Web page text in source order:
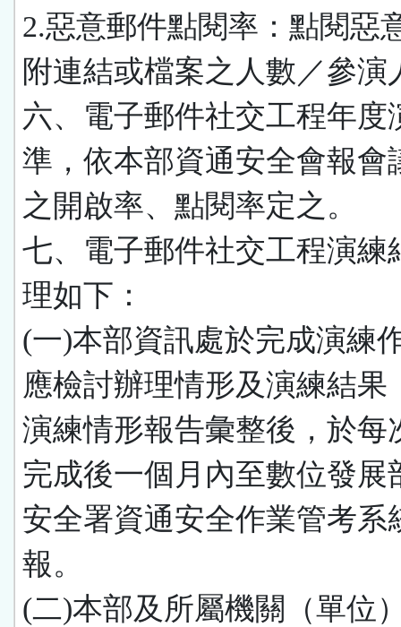
2.惡意郵件點閱率：點閱惡
附連結或檔案之人數／參
六、電子郵件社交工程年度
準，依本部資通安全會報會
之開啟率、點閱率定之。
七、電子郵件社交工程演練
理如下：
(一)本部資訊處於完成演練
應檢討辦理情形及演練結果
演練情形報告彙整後，於每
完成後一個月內至數位發展
安全署資通安全作業管考系
報。
(二)本部及所屬機關（單位